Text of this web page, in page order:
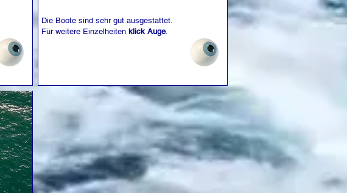
Die Boote sind sehr gut ausgestattet.
Für weitere Einzelheiten klick Auge.